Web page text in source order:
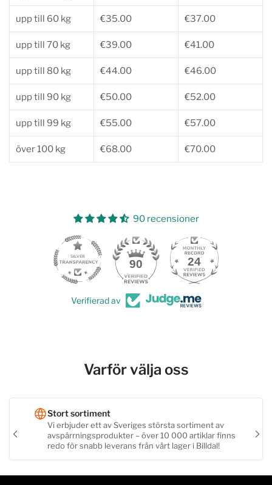
upp till 60 kg €35.00 €37.00
upp till 70 kg €39.00 €41.00
upp till 80 kg €44.00 €46.00
upp till 90 kg €50.00 €52.00
upp till 99 kg €55.00 €57.00
över 100 kg €68.00 €70.00
90 recensioner
90 24
Verifierad av
Varför välja oss
Stort sortiment
Vi erbjuder ett av Sveriges största sortiment av
avspärrningsprodukter – över 10 000 artiklar finns
redo för snabb leverans från vårt lager i Billdal!
Föregående